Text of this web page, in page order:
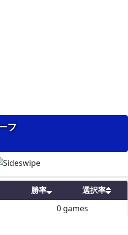
フ
勝率
選択率
0games